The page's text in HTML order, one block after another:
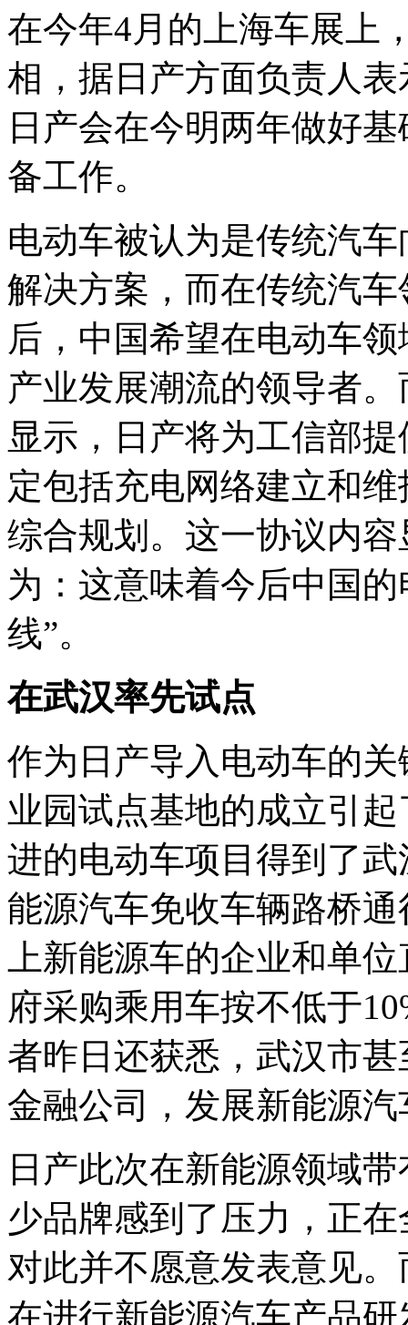
在今年4月的上海车展上
相，据日产方面负责人
日产会在今明两年做好
备工作。
电动车被认为是传统汽
解决方案，而在传统汽
后，中国希望在电动车
产业发展潮流的领导者
显示，日产将为工信部
定包括充电网络建立和
综合规划。这一协议内
为：这意味着今后中国
线”。
在武汉率先试点
作为日产导入电动车的
业园试点基地的成立引
进的电动车项目得到了
能源汽车免收车辆路桥
上新能源车的企业和单
府采购乘用车按不低于
者昨日还获悉，武汉市
金融公司，发展新能源
日产此次在新能源领域
少品牌感到了压力，正
对此并不愿意发表意见
在进行新能源汽车产品